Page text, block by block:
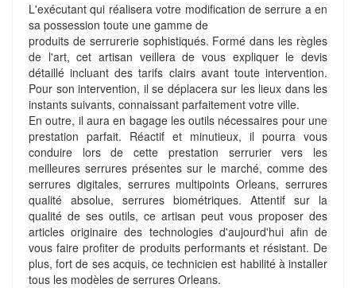
L'exécutant qui réalisera votre modification de serrure a en
sa possession toute une gamme de
produits de serrurerie sophistiqués. Formé dans les règles
de l'art, cet artisan veillera de vous expliquer le devis
détaillé incluant des tarifs clairs avant toute intervention.
Pour son intervention, il se déplacera sur les lieux dans les
instants suivants, connaissant parfaitement votre ville.
En outre, il aura en bagage les outils nécessaires pour une
prestation parfait. Réactif et minutieux, il pourra vous
conduire lors de cette prestation serrurier vers les
meilleures serrures présentes sur le marché, comme des
serrures digitales, serrures multipoints Orleans, serrures
qualité absolue, serrures biométriques. Attentif sur la
qualité de ses outils, ce artisan peut vous proposer des
articles originaire des technologies d'aujourd'hui afin de
vous faire profiter de produits performants et résistant. De
plus, fort de ses acquis, ce technicien est habilité à installer
tous les modèles de serrures Orleans.